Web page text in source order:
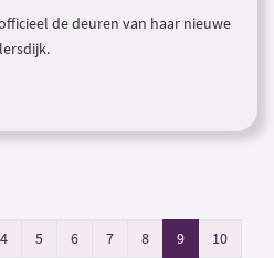
de deuren van haar nieuwe
4 5 6 7 8 9
10